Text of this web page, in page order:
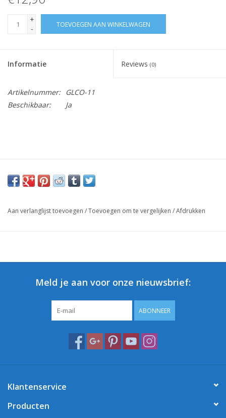
+
-
TOEVOEGEN AAN WINKELWAGEN
Informatie Reviews (0)
Artikelnummer:
GLCO-11
Beschikbaar:
Ja
Aan verlanglijst toevoegen /Toevoegen om te vergelijken /Afdrukken
Meld je aan voor onze nieuwsbrief:
ABONNEER
Klantenservice
Producten